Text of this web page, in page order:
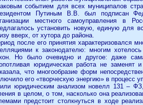
событием для всех муниципалов
Путиным В.В. был подписан
местного самоуправления в
установить новую, единую для
вверх, от хутора до района.
после его принятия характеризовался
к законодателю: многим
Но было очевидно и другое: даже
юридическая работа не заменят
что многообразие форм
его «творческую энергию» в процесс
юридическим анализом новелл 131 –
в целом, о том, насколько она
предстоит столкнуться в ходе